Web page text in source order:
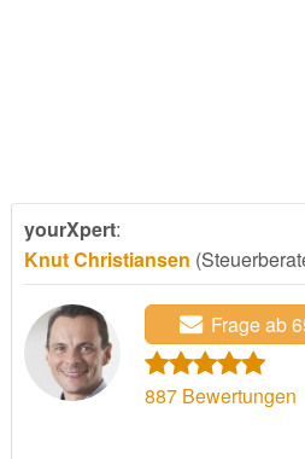
yourXpert:
Knut Christiansen
Frage ab
887Bewertungen